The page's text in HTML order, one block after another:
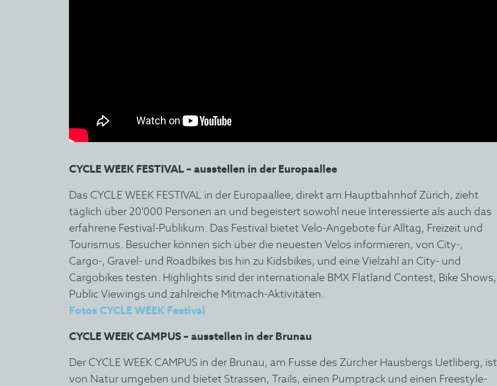
CYCLE WEEK FESTIVAL – ausstellen in der Europaallee
Das CYCLE WEEK FESTIVAL in der Europaallee, direkt am Hauptbahnhof Zürich, zieht
täglich über 20'000 Personen an und begeistert sowohl neue Interessierte als auch das
erfahrene Festival-Publikum. Das Festival bietet Velo-Angebote für Alltag, Freizeit und
Tourismus. Besucher können sich über die neuesten Velos informieren, von City-,
Cargo-, Gravel- und Roadbikes bis hin zu Kidsbikes, und eine Vielzahl an City- und
Cargobikes testen. Highlights sind der internationale BMX Flatland Contest, Bike Shows,
Public Viewings und zahlreiche Mitmach-Aktivitäten.
Fotos CYCLE WEEK Festival
CYCLE WEEK CAMPUS – ausstellen in der Brunau
Der CYCLE WEEK CAMPUS in der Brunau, am Fusse des Zürcher Hausbergs Uetliberg, ist
von Natur umgeben und bietet Strassen, Trails, einen Pumptrack und einen Freestyle-